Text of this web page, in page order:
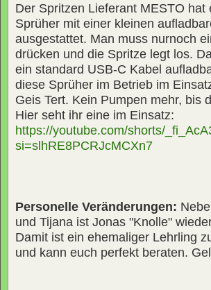
Der Spritzen Lieferant MESTO hat
Sprüher mit einer kleinen
ausgestattet. Man muss nurnoch
drücken und die Spritze legt los.
ein standard USB-C Kabel
diese Sprüher im Betrieb im
Geis Tert. Kein Pumpen mehr, bis
Hier seht ihr eine im Einsatz:
https://youtube.com/shorts/
si=slhRE8PCRJcMCXn7
Personelle Veränderungen:
und Tijana ist Jonas "Knolle"
Damit ist ein ehemaliger Lehrling
und kann euch perfekt beraten.